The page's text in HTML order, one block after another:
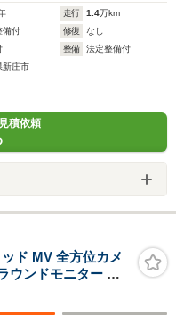
走行 1.4万km
備付 修復
なし
整備
法定整備付
新庄市
積依頼
ド MV 全方位カメ
ウンドモニター 両
シートヒーター
突被害軽減ブレー